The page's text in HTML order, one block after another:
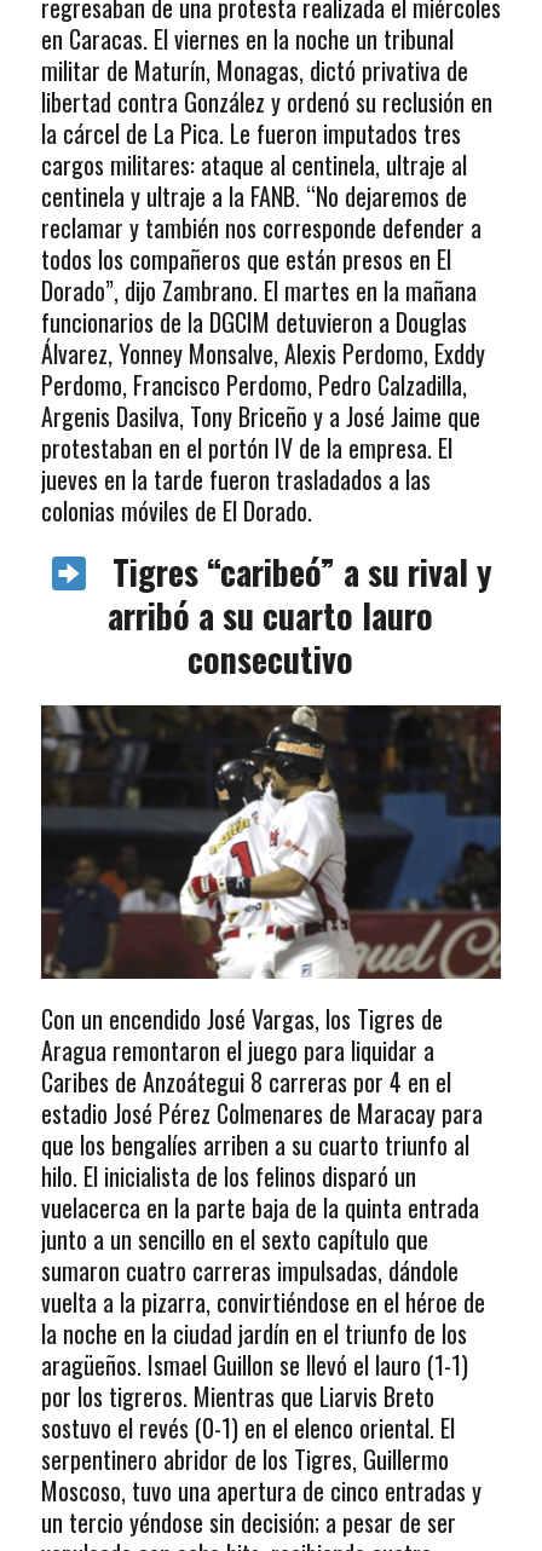
regresaban de una protesta realizada el miércoles
en Caracas. El viernes en la noche un tribunal
militar de Maturín, Monagas, dictó privativa de
libertad contra González y ordenó su reclusión en
la cárcel de La Pica. Le fueron imputados tres
cargos militares: ataque al centinela, ultraje al
centinela y ultraje a la FANB. “No dejaremos de
reclamar y también nos corresponde defender a
todos los compañeros que están presos en El
Dorado”, dijo Zambrano. El martes en la mañana
funcionarios de la DGCIM detuvieron a Douglas
Álvarez, Yonney Monsalve, Alexis Perdomo, Exddy
Perdomo, Francisco Perdomo, Pedro Calzadilla,
Argenis Dasilva, Tony Briceño y a José Jaime que
protestaban en el portón IV de la empresa. El
jueves en la tarde fueron trasladados a las
colonias móviles de El Dorado.
Tigres “caribeó” a su rival y
arribó a su cuarto lauro
consecutivo
Con un encendido José Vargas, los Tigres de
Aragua remontaron el juego para liquidar a
Caribes de Anzoátegui 8 carreras por 4 en el
estadio José Pérez Colmenares de Maracay para
que los bengalíes arriben a su cuarto triunfo al
hilo. El inicialista de los felinos disparó un
vuelacerca en la parte baja de la quinta entrada
junto a un sencillo en el sexto capítulo que
sumaron cuatro carreras impulsadas, dándole
vuelta a la pizarra, convirtiéndose en el héroe de
la noche en la ciudad jardín en el triunfo de los
aragüeños. Ismael Guillon se llevó el lauro (1-1)
por los tigreros. Mientras que Liarvis Breto
sostuvo el revés (0-1) en el elenco oriental. El
serpentinero abridor de los Tigres, Guillermo
Moscoso, tuvo una apertura de cinco entradas y
un tercio yéndose sin decisión; a pesar de ser